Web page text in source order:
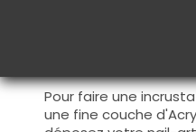
que les autres Acryl
bombé côté bord
votre choix pour
Pour faire une
une fine couche